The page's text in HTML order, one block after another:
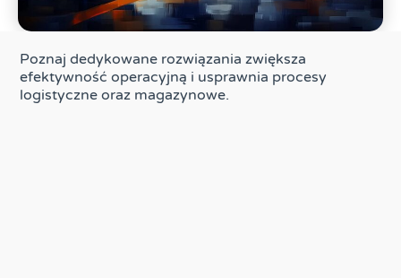
Poznaj dedykowane rozwiązania zwiększa
efektywność operacyjną i usprawnia procesy
logistyczne oraz magazynowe.